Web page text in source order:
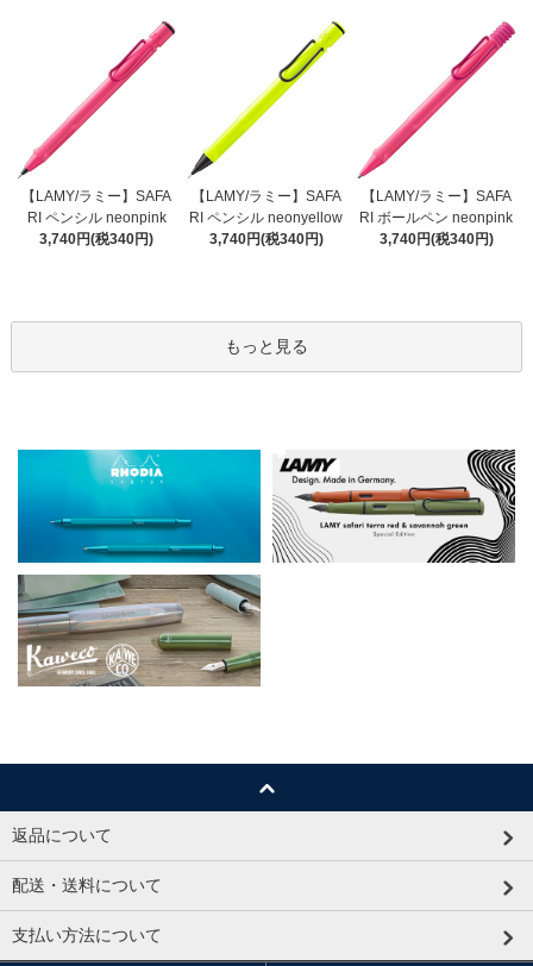
【LAMY/ラミー】SAFA
RI ペンシル neonpink
3,740円(税340円)
【LAMY/ラミー】SAFA
RI ペンシル neonyellow
3,740円(税340円)
【LAMY/ラミー】SAFA
RI ボールペン neonpink
3,740円(税340円)
もっと見る
返品について
配送・送料について
支払い方法について